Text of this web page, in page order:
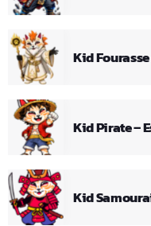
Kid
Kid Pirate –
Kid